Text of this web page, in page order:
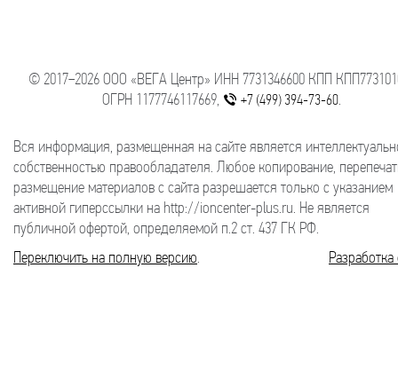
© 2017−2026 ООО «ВЕГА Центр» ИНН 7731346600 КПП
ОГРН 1177746117669,
+7 (499) 394-73-60.
Вся информация, размещенная на сайте является
собственностью правообладателя. Любое копирование,
размещение материалов с сайта разрешается только с указанием
активной гиперссылки на http://ioncenter-plus.ru. Не является
публичной офертой, определяемой п.2 ст. 437 ГК РФ.
Переключить на полную версию. Разработка